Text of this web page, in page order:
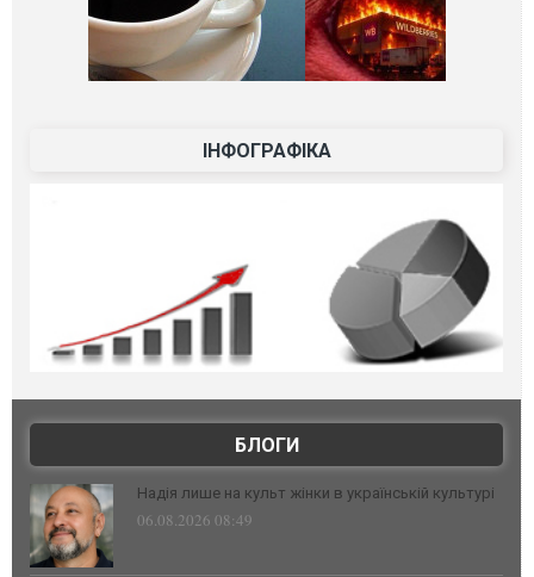
ІНФОГРАФІКА
БЛОГИ
Надія лише на культ жінки в українській культурі
06.08.2026 08:49